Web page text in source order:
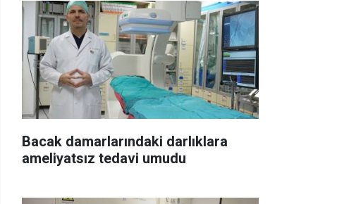
Bacak damarlarındaki darlıklara
ameliyatsız tedavi umudu